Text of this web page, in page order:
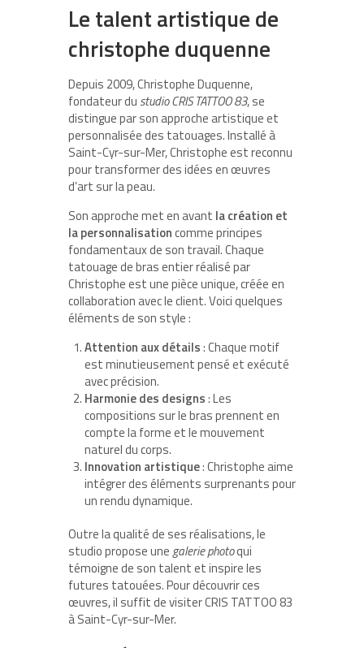
Le talent artistique de
christophe duquenne
Depuis 2009, Christophe Duquenne,
fondateur du studio CRIS TATTOO 83, se
distingue par son approche artistique et
personnalisée des tatouages. Installé à
Saint-Cyr-sur-Mer, Christophe est reconnu
pour transformer des idées en œuvres
d’art sur la peau.
Son approche met en avant la création et
la personnalisationcomme principes
fondamentaux de son travail. Chaque
tatouage de bras entier réalisé par
Christophe est une pièce unique, créée en
collaboration avec le client. Voici quelques
éléments de son style :
Attention aux détails: Chaque motif
est minutieusement pensé et exécuté
avec précision.
Harmonie des designs: Les
compositions sur le bras prennent en
compte la forme et le mouvement
naturel du corps.
Innovation artistique: Christophe aime
intégrer des éléments surprenants pour
un rendu dynamique.
Outre la qualité de ses réalisations, le
studio propose unegalerie photoqui
témoigne de son talent et inspire les
futures tatouées. Pour découvrir ces
œuvres, il suffit de visiter CRIS TATTOO 83
à Saint-Cyr-sur-Mer.